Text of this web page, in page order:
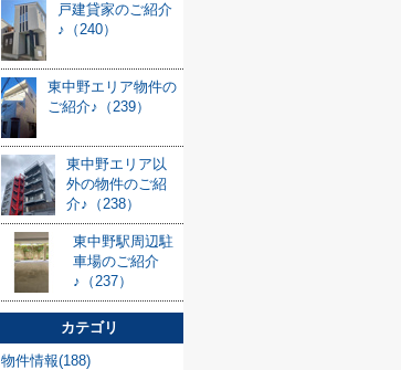
戸建貸家のご紹介
♪（240）
東中野エリア物件の
ご紹介♪（239）
東中野エリア以
外の物件のご紹
介♪（238）
東中野駅周辺駐
車場のご紹介
♪（237）
カテゴリ
物件情報(188)